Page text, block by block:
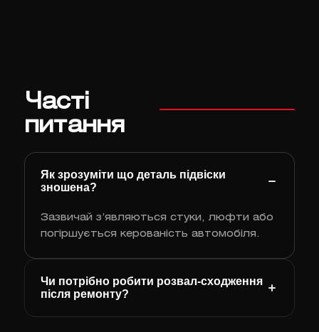
Часті
питання
Як зрозуміти що деталь підвіски
зношена?
Зазвичай з’являються стуки, люфти або
погіршується керованість автомобіля.
Чи потрібно робити розвал‑сходження
після ремонту?